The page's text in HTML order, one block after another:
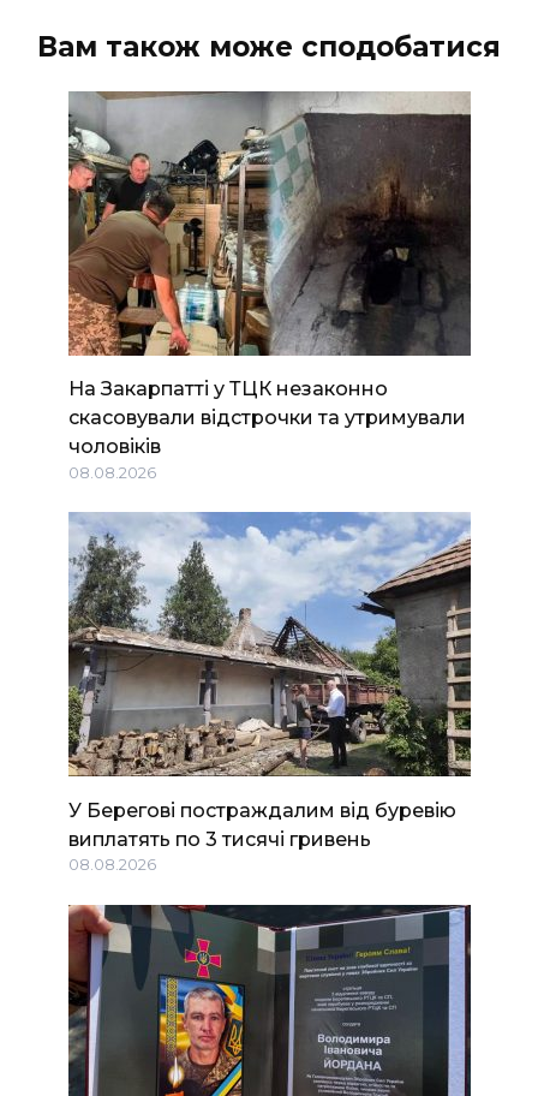
Вам також може сподобатися
На Закарпатті у ТЦК незаконно
скасовували відстрочки та утримували
чоловіків
08.08.2026
У Берегові постраждалим від буревію
виплатять по 3 тисячі гривень
08.08.2026